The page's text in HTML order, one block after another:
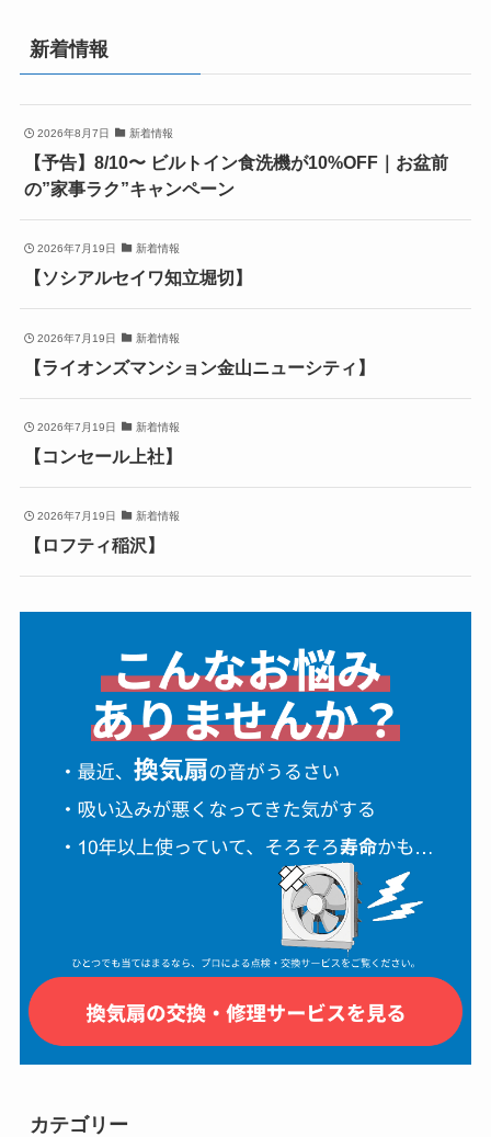
新着情報
2026年8月7日 新着情報
【予告】8/10〜 ビルトイン食洗機が10%OFF｜お盆前
の”家事ラク”キャンペーン
2026年7月19日 新着情報
【ソシアルセイワ知立堀切】
2026年7月19日 新着情報
【ライオンズマンション金山ニューシティ】
2026年7月19日 新着情報
【コンセール上社】
2026年7月19日 新着情報
【ロフティ稲沢】
カテゴリー